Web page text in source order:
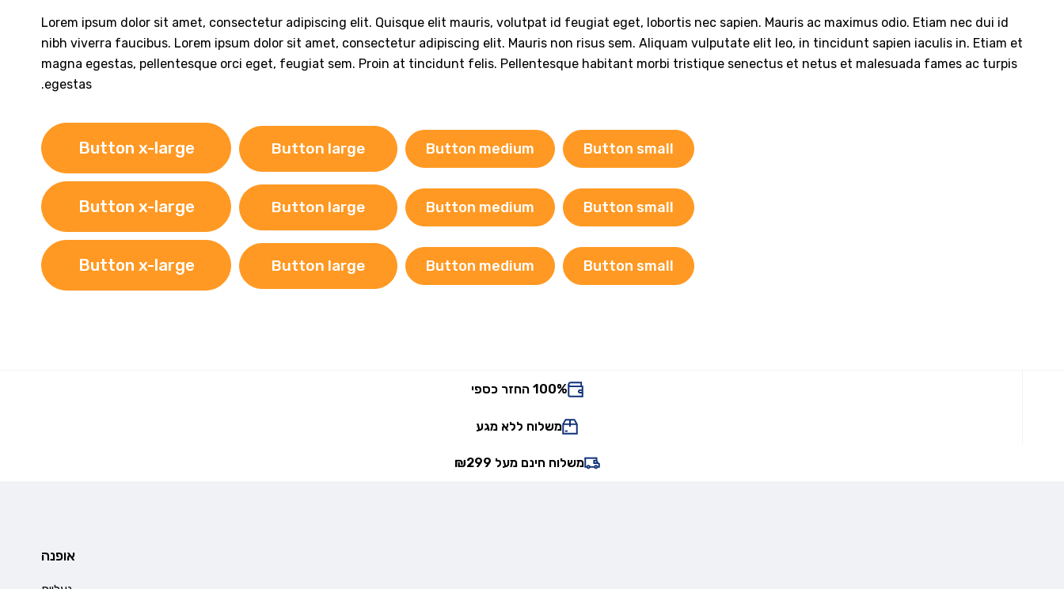
Lorem ipsum dolor sit amet, consectetur adipiscing elit. Quisque elit mauris, volutpat id feugiat eget, lobortis nec sapien. Mauris ac maximus odio. Etiam nec dui id
nibh viverra faucibus. Lorem ipsum dolor sit amet, consectetur adipiscing elit. Mauris non risus sem. Aliquam vulputate elit leo, in tincidunt sapien iaculis in. Etiam et
magna egestas, pellentesque orci eget, feugiat sem. Proin at tincidunt felis. Pellentesque habitant morbi tristique senectus et netus et malesuada fames ac turpis
egestas.
Button small
Button medium
Button large
Button x-large
Button small
Button medium
Button large
Button x-large
Button small
Button medium
Button large
Button x-large
100% החזר כספי
משלוח ללא מגע
משלוח חינם מעל ₪299
אופנה